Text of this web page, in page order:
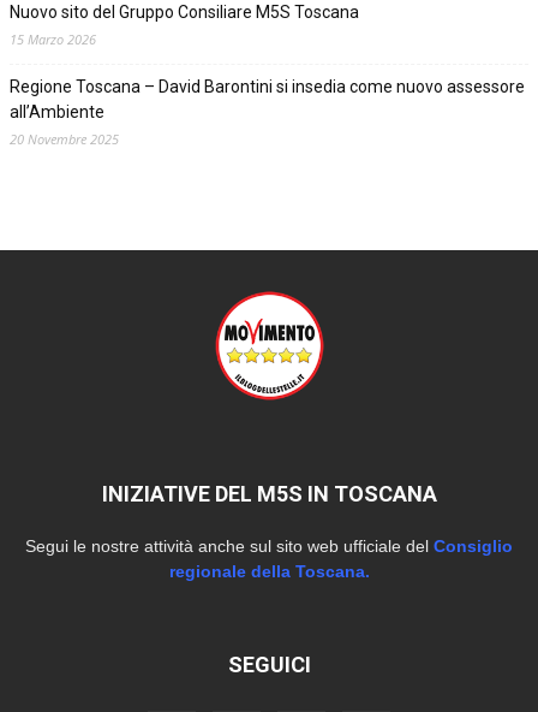
Nuovo sito del Gruppo Consiliare M5S Toscana
15 Marzo 2026
Regione Toscana – David Barontini si insedia come nuovo assessore
all’Ambiente
20 Novembre 2025
INIZIATIVE DEL M5S IN TOSCANA
Segui le nostre attività anche sul sito web ufficiale del Consiglio
regionale della Toscana.
SEGUICI